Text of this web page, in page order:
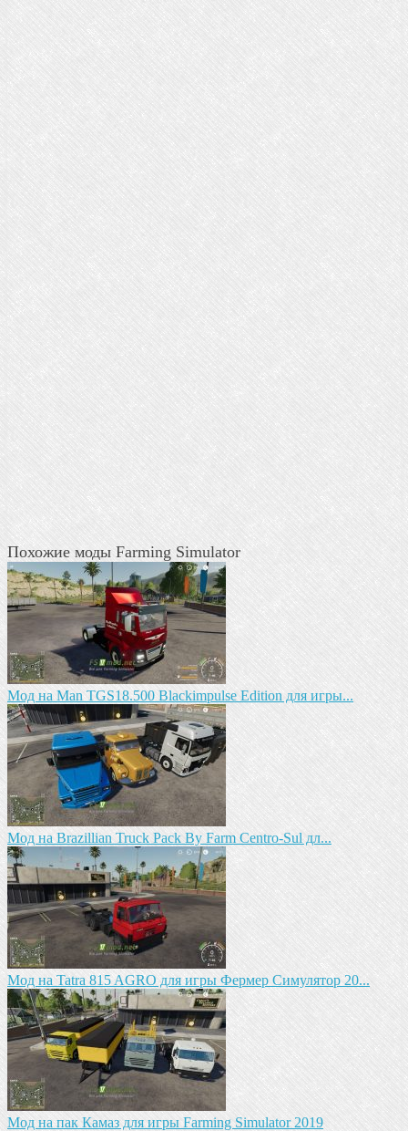
Похожие моды Farming Simulator
Mод на Man TGS18.500 Blackimpulse Edition для игры...
Mод на Brazillian Truck Pack By Farm Centro-Sul дл...
Mод на Tatra 815 AGRO для игры Фермер Симулятор 20...
Мод на пак Камаз для игры Farming Simulator 2019